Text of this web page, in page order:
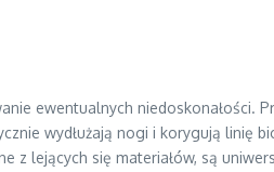
ewentualnych niedoskonałości.
wydłużają nogi i korygują linię
lejących się materiałów, są